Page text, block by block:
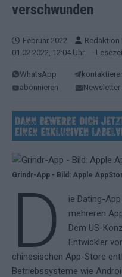
verschwunden
Februar 2022 Redaktion
01.02.2022, 12:04 Uhr
·
WhatsApp
abonnieren
Newsletter
Grindr-App - Bild: Apple
D
ie Dating-
mehreren
Dem US-
Entwickler
chinesischen App-Store
Betriebssysteme wie